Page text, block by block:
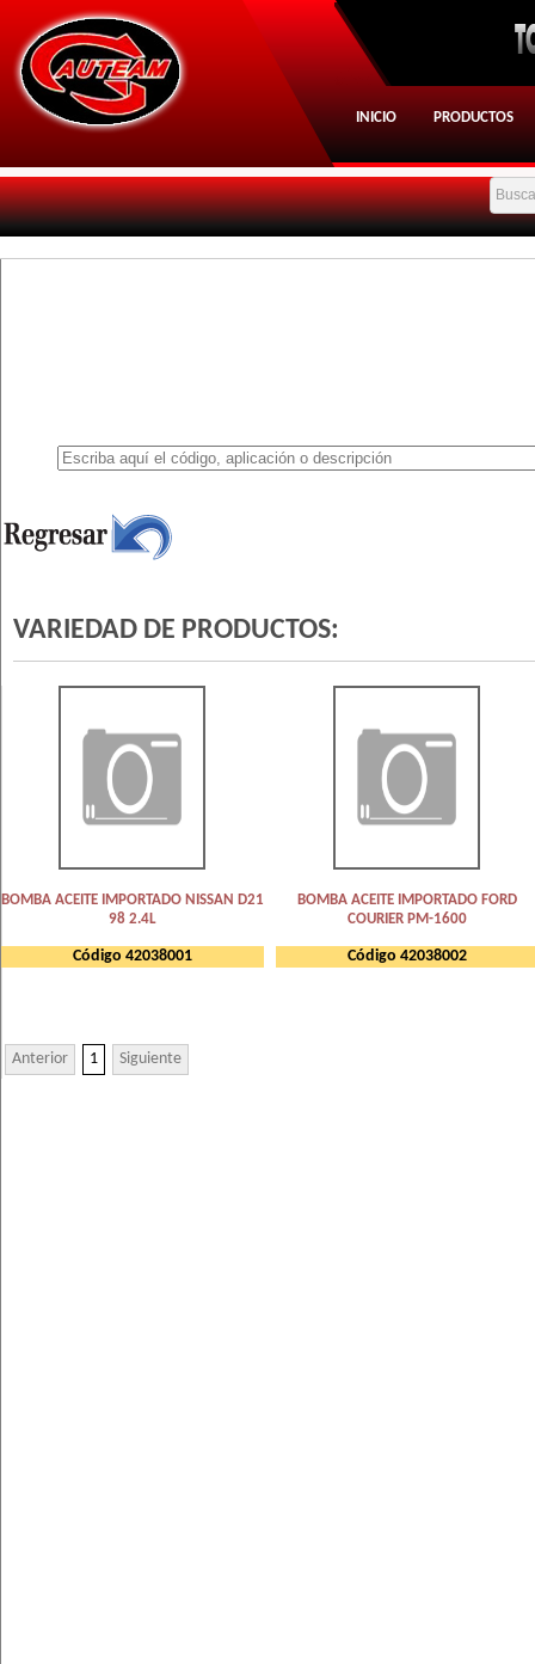
INICIO PRODUCTOS
VARIEDAD DE PRODUCTOS:
BOMBA ACEITE IMPORTADO NISSAN D21
98 2.4L
Código 42038001
BOMBA ACEITE IMPORTADO FORD
COURIER PM-1600
Código 42038002
Anterior 1 Siguiente